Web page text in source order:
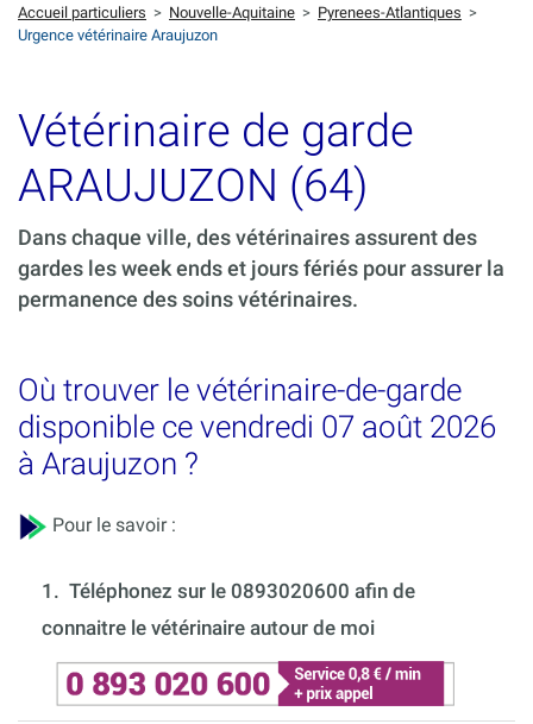
Accueil particuliers > Nouvelle-Aquitaine > Pyrenees-Atlantiques >
Urgence vétérinaire Araujuzon
Vétérinaire de garde
ARAUJUZON (64)
Dans chaque ville, des vétérinaires assurent des
gardes les week ends et jours fériés pour assurer la
permanence des soins vétérinaires.
Où trouver le vétérinaire-de-garde
disponible ce vendredi 07 août 2026
à Araujuzon ?
Pour le savoir :
1. Téléphonez sur le 0893020600 afin de
connaitre le vétérinaire autour de moi